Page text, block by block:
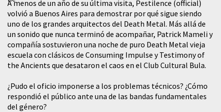
A menos de un año de su última visita, Pestilence (official)
volvió a Buenos Aires para demostrar por qué sigue siendo
uno de los grandes arquitectos del Death Metal. Más allá de
un sonido que nunca terminó de acompañar, Patrick Mameli y
compañía sostuvieron una noche de puro Death Metal vieja
escuela con clásicos de Consuming Impulse y Testimony of
the Ancients que desataron el caos en el Club Cultural Bula.
¿Pudo el oficio imponerse a los problemas técnicos? ¿Cómo
respondió el público ante una de las bandas fundamentales
del género?